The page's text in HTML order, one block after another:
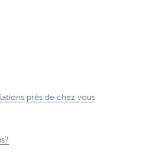
près de chez vous